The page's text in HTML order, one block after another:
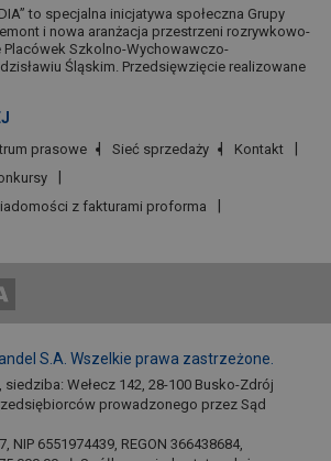
to specjalna inicjatywa społeczna Grupy
i nowa aranżacja przestrzeni rozrywkowo-
Placówek Szkolno-Wychowawczo-
Śląskim. Przedsięwzięcie realizowane
prasowe Sieć sprzedaży
Kontakt
z fakturami proforma
S.A. Wszelkie prawa zastrzeżone.
siedziba: Wełecz 142, 28-100 Busko-Zdrój
prowadzonego przez Sąd
NIP 6551974439, REGON 366438684,